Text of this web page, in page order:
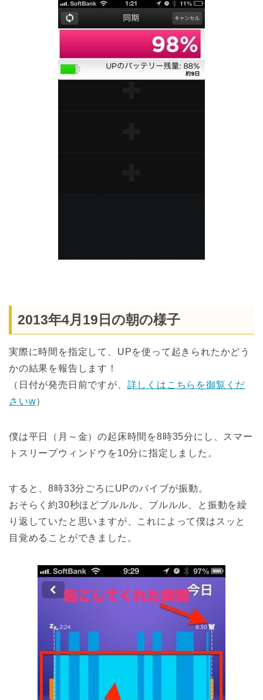
2013年4月19日の朝の様子
実際に時間を指定して、UPを使って起きられたかどう
かの結果を報告します！
（日付が発売日前ですが、 詳しくはこちらを御覧くだ
さいw）
僕は平日（月～金）の起床時間を8時35分にし、スマー
トスリープウィンドウを10分に指定しました。
すると、8時33分ごろにUPのバイブが振動。
おそらく約30秒ほどブルルル、ブルルル、と振動を繰
り返していたと思いますが、これによって僕はスッと
目覚めることができました。